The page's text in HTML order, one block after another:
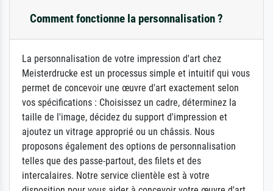
Comment fonctionne la personnalisation ?
La personnalisation de votre impression d'art chez
Meisterdrucke est un processus simple et intuitif qui vous
permet de concevoir une œuvre d'art exactement selon
vos spécifications : Choisissez un cadre, déterminez la
taille de l'image, décidez du support d'impression et
ajoutez un vitrage approprié ou un châssis. Nous
proposons également des options de personnalisation
telles que des passe-partout, des filets et des
intercalaires. Notre service clientèle est à votre